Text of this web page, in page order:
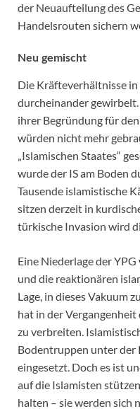
der Neuaufteilung des
Handelsrouten sichern
Neu gemischt
Die Kräfteverhältnisse
durcheinander
ihrer Begründung für
würden nicht mehr
„Islamischen Staates“
wurde der IS am Boden
Tausende islamistische
sitzen derzeit in
türkische Invasion wird
Eine Niederlage der
und die reaktionären
Lage, in dieses Vakuum
hat in der
zu verbreiten.
Bodentruppen unter
eingesetzt. Doch es ist
auf die Islamisten
halten – sie werden sich